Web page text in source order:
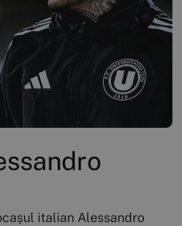
italian Alessandro